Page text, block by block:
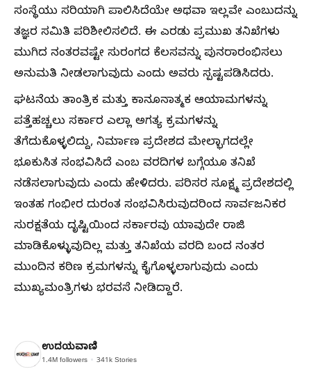
ಸಂಸ್ಥೆಯು ಸರಿಯಾಗಿ ಪಾಲಿಸಿದೆಯೇ ಅಥವಾ ಇಲ್ಲವೇ ಎಂಬುದನ್ನು
ತಜ್ಞರ ಸಮಿತಿ ಪರಿಶೀಲಿಸಲಿದೆ. ಈ ಎರಡು ಪ್ರಮುಖ ತನಿಖೆಗಳು
ಮುಗಿದ ನಂತರವಷ್ಟೇ ಸುರಂಗದ ಕೆಲಸವನ್ನು ಪುನರಾರಂಭಿಸಲು
ಅನುಮತಿ ನೀಡಲಾಗುವುದು ಎಂದು ಅವರು ಸ್ಪಷ್ಟಪಡಿಸಿದರು.
ಘಟನೆಯ ತಾಂತ್ರಿಕ ಮತ್ತು ಕಾನೂನಾತ್ಮಕ ಆಯಾಮಗಳನ್ನು
ಪತ್ತೆಹಚ್ಚಲು ಸರ್ಕಾರ ಎಲ್ಲಾ ಅಗತ್ಯ ಕ್ರಮಗಳನ್ನು
ತೆಗೆದುಕೊಳ್ಳಲಿದ್ದು, ನಿರ್ಮಾಣ ಪ್ರದೇಶದ ಮೇಲ್ಭಾಗದಲ್ಲೇ
ಭೂಕುಸಿತ ಸಂಭವಿಸಿದೆ ಎಂಬ ವರದಿಗಳ ಬಗ್ಗೆಯೂ ತನಿಖೆ
ನಡೆಸಲಾಗುವುದು ಎಂದು ಹೇಳಿದರು. ಪರಿಸರ ಸೂಕ್ಷ್ಮ ಪ್ರದೇಶದಲ್ಲಿ
ಇಂತಹ ಗಂಭೀರ ದುರಂತ ಸಂಭವಿಸಿರುವುದರಿಂದ ಸಾರ್ವಜನಿಕರ
ಸುರಕ್ಷತೆಯ ದೃಷ್ಟಿಯಿಂದ ಸರ್ಕಾರವು ಯಾವುದೇ ರಾಜಿ
ಮಾಡಿಕೊಳ್ಳುವುದಿಲ್ಲ ಮತ್ತು ತನಿಖೆಯ ವರದಿ ಬಂದ ನಂತರ
ಮುಂದಿನ ಕಠಿಣ ಕ್ರಮಗಳನ್ನು ಕೈಗೊಳ್ಳಲಾಗುವುದು ಎಂದು
ಮುಖ್ಯಮಂತ್ರಿಗಳು ಭರವಸೆ ನೀಡಿದ್ದಾರೆ.
ಉದಯವಾಣಿ
1.4M followers 341k Stories